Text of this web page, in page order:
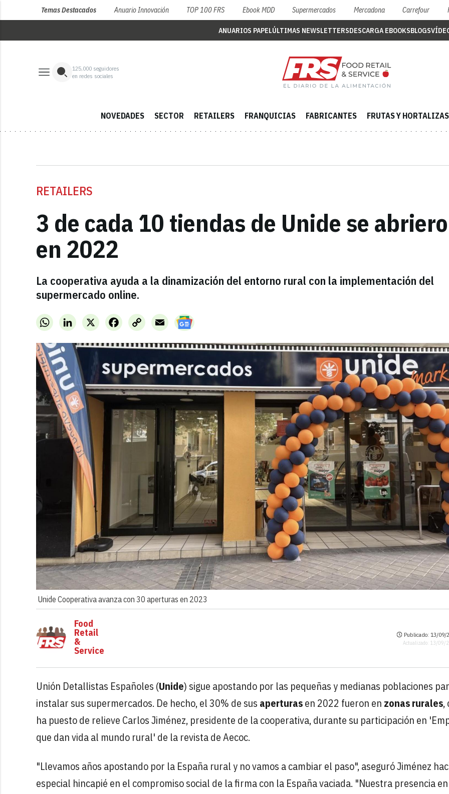
Temas Destacados Anuario Innovación TOP 100 FRS Ebook MDD Supermercados Mercadona Carrefour
ANUARIOS PAPELÚLTIMAS NEWSLETTERSDESCARGA EBOOKSBLOGS
125,000 seguidores
en redes sociales
NOVEDADES SECTOR RETAILERS FRANQUICIAS FABRICANTES FRUTAS Y HORTALIZAS
RETAILERS
3 de cada 10 tiendas de Unide se
en 2022
La cooperativa ayuda a la dinamización del entorno rural con la implementación del
supermercado online.
WhatsAppLinkedInX FacebookCopy
Link
Email
Unide Cooperativa avanza con 30 aperturas en 2023
Food
Retail
&
Service
Publicado: 13/09/
Actualizado: 13/09/
Unión Detallistas Españoles (Unide) sigue apostando por las pequeñas y medianas poblaciones
instalar sus supermercados. De hecho, el 30% de sus aperturasen 2022 fueron en zonas rurales,
ha puesto de relieve Carlos Jiménez, presidente de la cooperativa, durante su participación en
que dan vida al mundo rural' de la revista de Aecoc.
"Llevamos años apostando por la España rural y no vamos a cambiar el paso", aseguró Jiménez
especial hincapié en el compromiso social de la firma con la España vaciada. "Nuestra presencia en